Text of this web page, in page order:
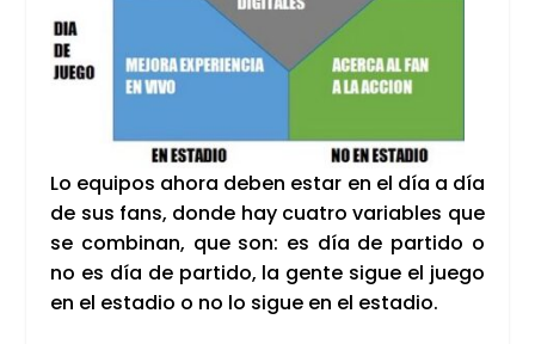
Lo equi­pos aho­ra deben estar en el día a día
de sus fans, don­de hay cua­tro varia­bles que
se com­bi­nan, que son: es día de par­ti­do o
no es día de par­ti­do, la gen­te sigue el jue­go
en el esta­dio o no lo sigue en el esta­dio.